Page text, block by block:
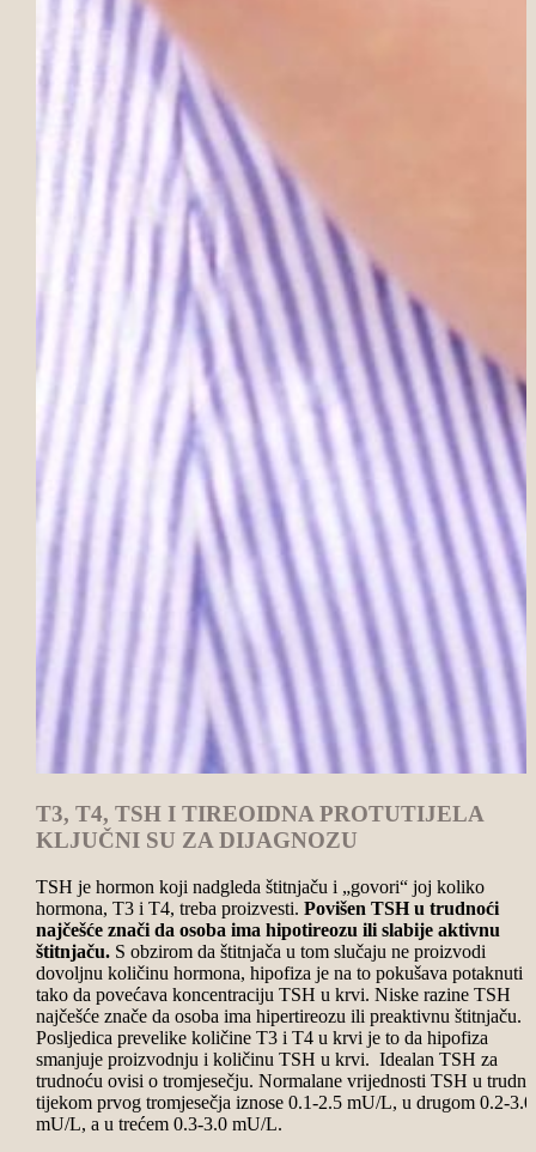
T3, T4, TSH I TIREOIDNA PROTUTIJELA
KLJUČNI SU ZA DIJAGNOZU
TSH je hormon koji nadgleda štitnjaču i „govori“ joj koliko
hormona, T3 i T4, treba proizvesti. Povišen TSH u trudnoći
najčešće znači da osoba ima hipotireozu ili slabije aktivnu
štitnjaču. S obzirom da štitnjača u tom slučaju ne proizvodi
dovoljnu količinu hormona, hipofiza je na to pokušava potaknuti
tako da povećava koncentraciju TSH u krvi. Niske razine TSH
najčešće znače da osoba ima hipertireozu ili preaktivnu štitnjaču.
Posljedica prevelike količine T3 i T4 u krvi je to da hipofiza
smanjuje proizvodnju i količinu TSH u krvi. Idealan TSH za
trudnoću ovisi o tromjesečju. Normalane vrijednosti TSH u
tijekom prvog tromjesečja iznose 0.1-2.5 mU/L, u drugom 0.2-3.0
mU/L, a u trećem 0.3-3.0 mU/L.